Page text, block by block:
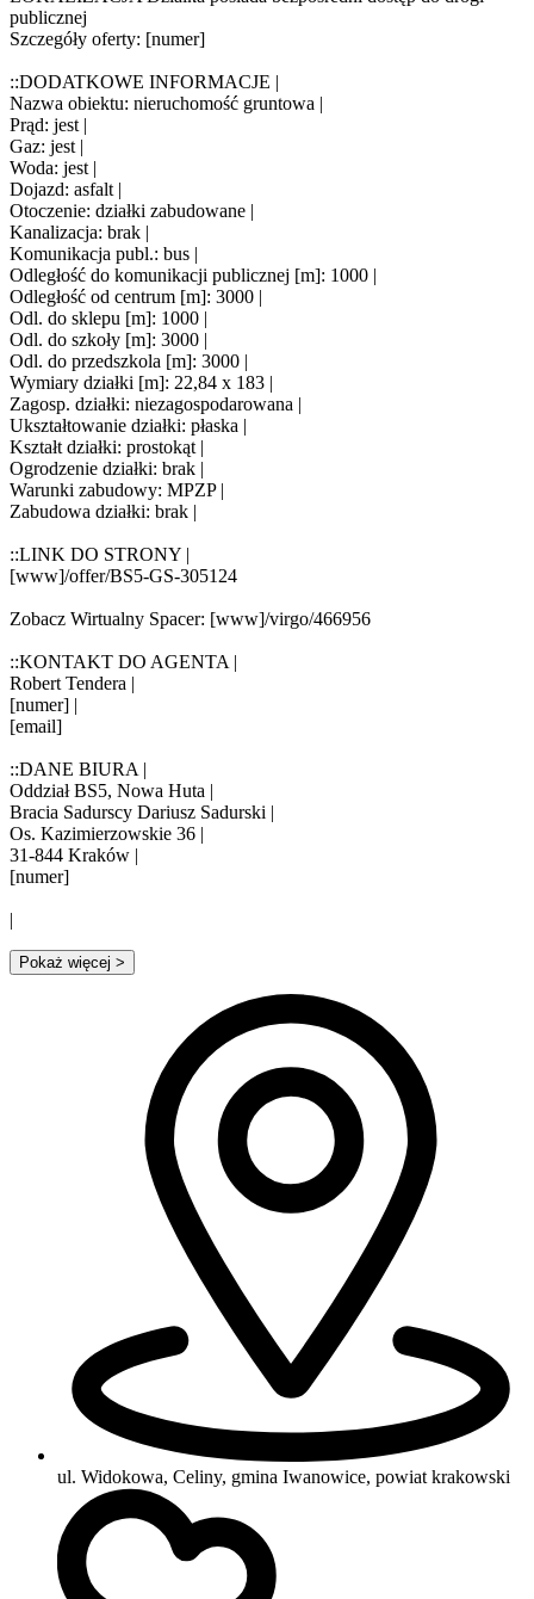
publicznej
Szczegóły oferty: [numer]
::DODATKOWE INFORMACJE |
Nazwa obiektu: nieruchomość gruntowa |
Prąd: jest |
Gaz: jest |
Woda: jest |
Dojazd: asfalt |
Otoczenie: działki zabudowane |
Kanalizacja: brak |
Komunikacja publ.: bus |
Odległość do komunikacji publicznej [m]: 1000 |
Odległość od centrum [m]: 3000 |
Odl. do sklepu [m]: 1000 |
Odl. do szkoły [m]: 3000 |
Odl. do przedszkola [m]: 3000 |
Wymiary działki [m]: 22,84 x 183 |
Zagosp. działki: niezagospodarowana |
Ukształtowanie działki: płaska |
Kształt działki: prostokąt |
Ogrodzenie działki: brak |
Warunki zabudowy: MPZP |
Zabudowa działki: brak |
::LINK DO STRONY |
[www]/offer/BS5-GS-305124
Zobacz Wirtualny Spacer: [www]/virgo/466956
::KONTAKT DO AGENTA |
Robert Tendera |
[numer] |
[email]
::DANE BIURA |
Oddział BS5, Nowa Huta |
Bracia Sadurscy Dariusz Sadurski |
Os. Kazimierzowskie 36 |
31-844 Kraków |
[numer]
|
Pokaż więcej >
ul. Widokowa, Celiny, gmina Iwanowice, powiat krakowski